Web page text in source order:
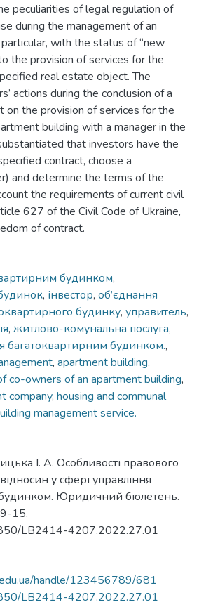
peculiarities of legal regulation of
during the management of an
with the status of “new
the provision of services for the
real estate object. The
actions during the conclusion of a
on the provision of services for the
building with a manager in the
that investors have the
contract, choose a
and determine the terms of the
the requirements of current civil
627 of the Civil Code of Ukraine,
of contract.
будинком,
, інвестор, об’єднання
будинку, управитель,
, житлово-комунальна послуга,
багатоквартирним будинком.,
, apartment building,
co-owners of an apartment building,
company, housing and communal
management service.
І. А. Особливості правового
у сфері управління
Юридичний бюлетень.
15.
LB2414-4207.2022.27.01
handle/123456789/681
LB2414-4207.2022.27.01